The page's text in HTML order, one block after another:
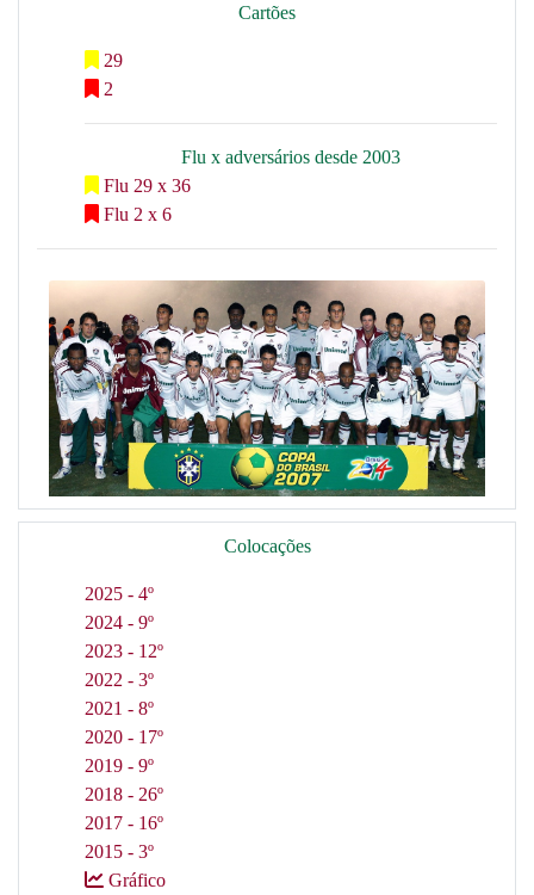
Cartões
29
2
Flu x adversários desde 2003
Flu 29 x 36
Flu 2 x 6
Colocações
2025 - 4º
2024 - 9º
2023 - 12º
2022 - 3º
2021 - 8º
2020 - 17º
2019 - 9º
2018 - 26º
2017 - 16º
2015 - 3º
Gráfico